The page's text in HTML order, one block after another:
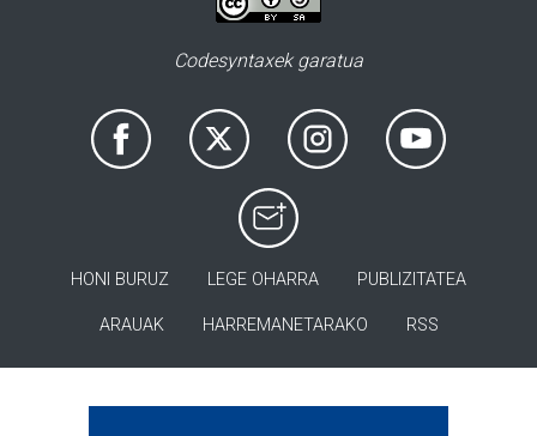
Codesyntaxek garatua
HONI BURUZ LEGE OHARRA PUBLIZITATEA
ARAUAK HARREMANETARAKO RSS